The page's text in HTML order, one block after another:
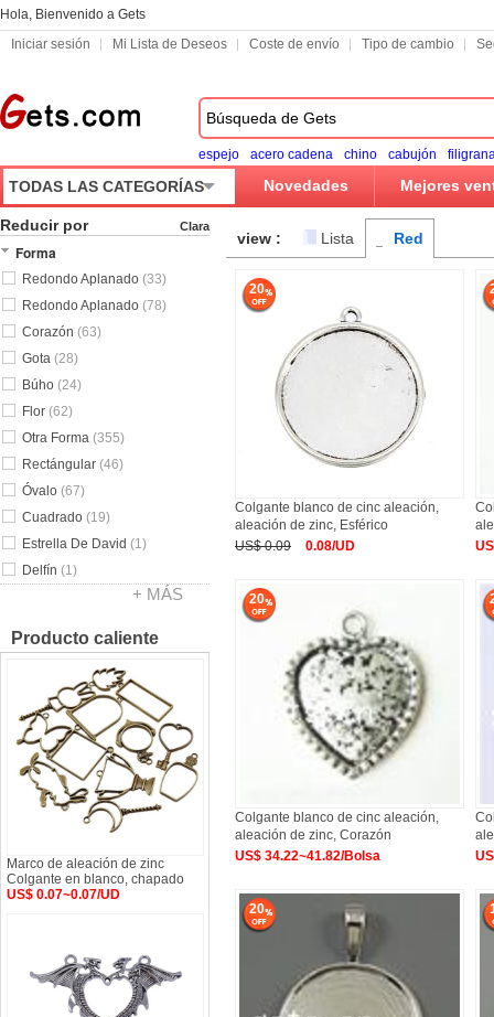
Hola, Bienvenido a Gets
Iniciar sesión
Mi Lista de Deseos Coste de envío Tipo de cambio
espejo acero cadena chino cabujón
TODAS LAS CATEGORÍAS Novedades Mejores
view : Lista Red
20
Colgante blanco de cinc aleación,
aleación de zinc, Esférico
US$ 0.09
0.08/UD
20
Colgante blanco de cinc aleación,
aleación de zinc, Corazón
US$ 34.22~41.82/Bolsa
20
Reducir por Clara
Forma
Redondo Aplanado (33)
Redondo Aplanado (78)
Corazón (63)
Gota (28)
Búho (24)
Flor (62)
Otra Forma (355)
Rectángular (46)
Óvalo (67)
Cuadrado (19)
Estrella De David (1)
Delfín (1)
+ MÁS
Producto caliente
Marco de aleación de zinc
Colgante en blanco, chapado
US$ 0.07~0.07/UD